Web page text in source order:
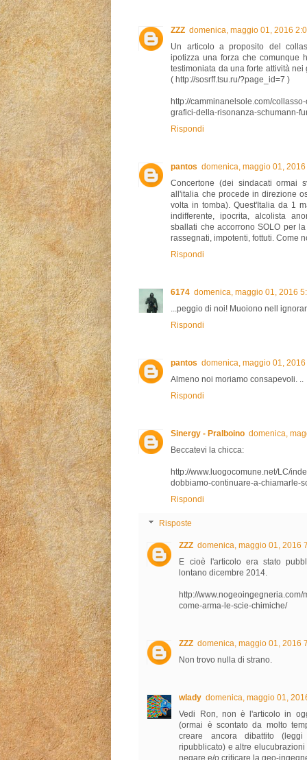
ZZZ domenica, maggio 01, 2016
Un articolo a proposito del
ipotizza una forza che comunque
testimoniata da una forte attività
( http://sosrff.tsu.ru/?page_id=7 )
http://camminanelsole.com/
grafici-della-risonanza-schumann-
Rispondi
pantos domenica, maggio 01,
Concertone (dei sindacati ormai
all'italia che procede in direzione
volta in tomba). Quest'Italia da 1
indifferente, ipocrita, alcolista
sballati che accorrono SOLO per
rassegnati, impotenti, fottuti. Come
Rispondi
6174 domenica, maggio 01, 2016
...peggio di noi! Muoiono nell
Rispondi
pantos domenica, maggio 01,
Almeno noi moriamo consapevoli. ..
Rispondi
Sinergy - Pralboino domenica,
Beccatevi la chicca:
http://www.luogocomune.net/LC/
dobbiamo-continuare-a-chiamarle-
Rispondi
Risposte
ZZZ domenica, maggio 01, 2016
E cioè l'articolo era stato
lontano dicembre 2014.
http://
come-arma-le-scie-chimiche/
ZZZ domenica, maggio 01, 2016
Non trovo nulla di strano.
wlady domenica, maggio 01,
Vedi Ron, non è l'articolo in
(ormai è scontato da molto
creare ancora dibattito
ripubblicato) e altre
negare e/o criticare la geo-